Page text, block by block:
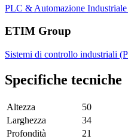
PLC & Automazione Industriale
ETIM Group
Sistemi di controllo industriali
Specifiche tecniche
Altezza
50
Larghezza
34
Profondità
21